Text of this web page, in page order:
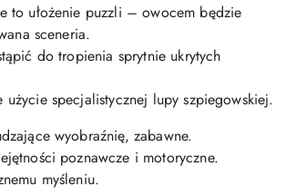
to ułożenie puzzli – owocem będzie
sceneria.
do tropienia sprytnie ukrytych
użycie specjalistycznej lupy szpiegowskiej.
wyobraźnię, zabawne.
poznawcze i motoryczne.
myśleniu.